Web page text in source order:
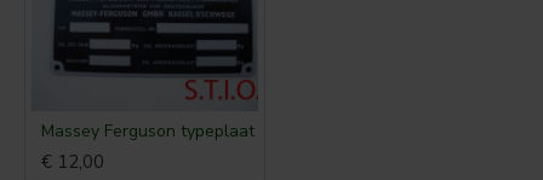
Massey Ferguson typeplaat
€ 12,00